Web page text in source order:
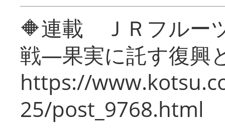
🔶連載 ＪＲフルー
戦―果実に託す復興
https://
25/post_9768.html